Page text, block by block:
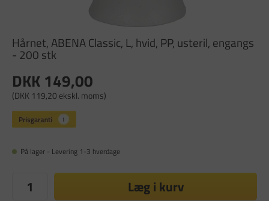
Hårnet, ABENA Classic, L, hvid, PP, usteril, engangs
- 200 stk
DKK 149,00
(DKK 119,20 ekskl. moms)
På lager - Levering 1-3 hverdage
Læg i kurv